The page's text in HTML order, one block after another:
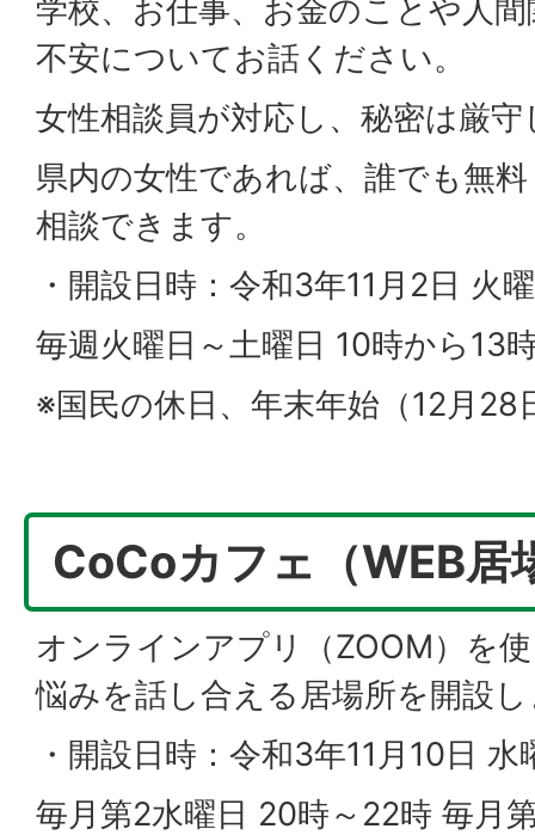
学校、お仕事、お金のことや人
不安についてお話ください。
女性相談員が対応し、秘密は厳
県内の女性であれば、誰でも無
相談できます。
・開設日時：令和3年11月2日 火
毎週火曜日～土曜日 10時から13
※国民の休日、年末年始（12月28
CoCoカフェ（WEB居
オンラインアプリ（ZOOM）を
悩みを話し合える居場所を開設
・開設日時：令和3年11月10日
毎月第2水曜日 20時～22時 毎月